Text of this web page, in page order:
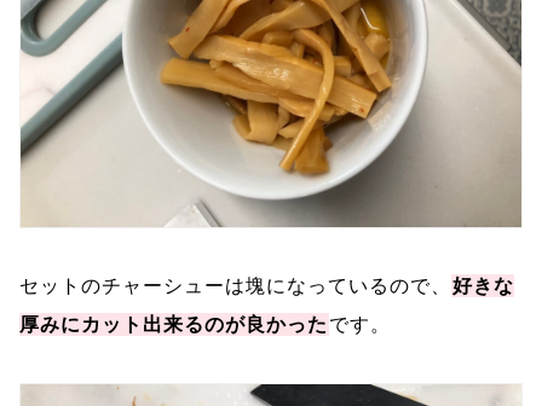
セットのチャーシューは塊になっているので、 好きな
厚みにカット出来るのが良かった です。